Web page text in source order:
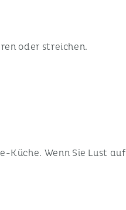
oder streichen.
Küche. Wenn Sie Lust auf